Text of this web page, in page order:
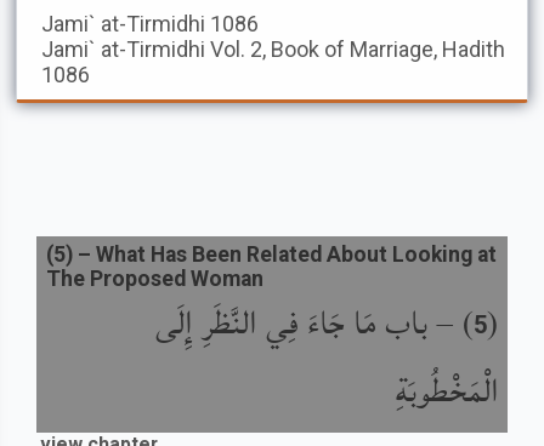
Jami` at-Tirmidhi 1086
Jami` at-Tirmidhi Vol. 2, Book of Marriage, Hadith
1086
(
5
) –باب مَا جَاءَ فِي النَّظَرِ إِلَى
الْمَخْطُوبَةِ
(5) – What Has Been Related About Looking at
The Proposed Woman